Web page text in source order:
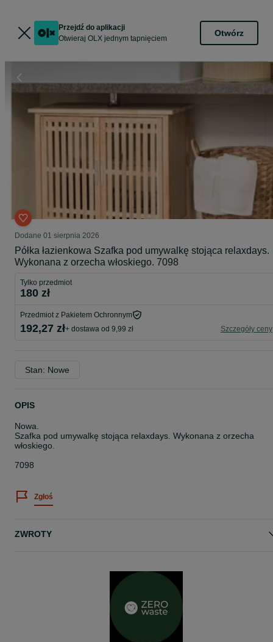
Przejdź do aplikacji
Otwieraj OLX jednym tapnięciem
Otwórz
Dodane 01 sierpnia 2026
Półka łazienkowa Szafka pod umywalkę stojąca relaxdays.
Wykonana z orzecha włoskiego. 7098
Tylko przedmiot
180 zł
Przedmiot z Pakietem Ochronnym
192,27 zł+ dostawa od 9,99 zł Szczegóły ceny
Stan: Nowe
OPIS
Nowa.
Szafka pod umywalkę stojąca relaxdays. Wykonana z orzecha
włoskiego.
7098
Zgłoś
ZWROTY